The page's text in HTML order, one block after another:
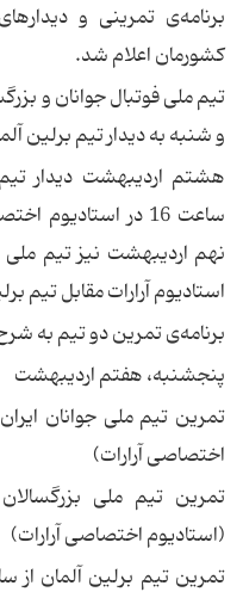
برنامه‌ی تمرینی و
كشورمان اعلام شد.
تیم ملی فوتبال جوانان و
و شنبه به دیدار تیم برلین
هشتم اردیبهشت دیدار
ساعت 16 در
استادیوم آرارات مقابل تیم
برنامه‌ی تمرین دو تیم به
پنجشنبه، هفتم اردیبهشت
اختصاصی آرارات)
(استادیوم اختصاصی آرارات)